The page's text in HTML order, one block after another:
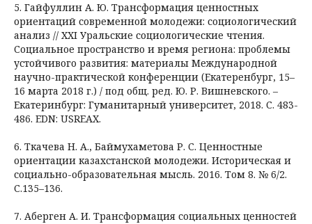
5. Гайфуллин А. Ю. Трансформация ценностных
ориентаций современной молодежи: социологический
анализ // ХХІ Уральские социологические чтения.
Социальное пространство и время региона: проблемы
устойчивого развития: материалы Международной
научно-практической конференции (Екатеренбург, 15–
16 марта 2018 г.) / под общ. ред. Ю. Р. Вишневского. –
Екатеринбург: Гуманитарный университет, 2018. С. 483-
486. EDN: USREAX.
6. Ткачева Н. А., Баймухаметова Р. С. Ценностные
ориентации казахстанской молодежи. Историческая и
социально-образовательная мысль. 2016. Том 8. № 6/2.
С.135–136.
7. Ақберген А. И. Трансформация социальных ценностей